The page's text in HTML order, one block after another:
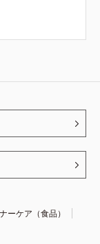
ーケア（食品）